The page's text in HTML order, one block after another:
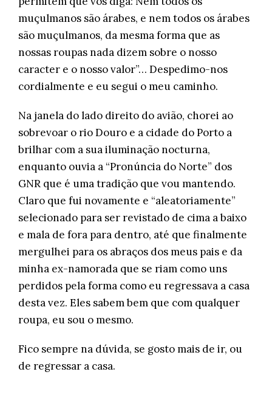
muçulmanos são árabes, e nem todos os árabes
são muçulmanos, da mesma forma que as
nossas roupas nada dizem sobre o nosso
caracter e o nosso valor”… Despedimo-nos
cordialmente e eu segui o meu caminho.
Na janela do lado direito do avião, chorei ao
sobrevoar o rio Douro e a cidade do Porto a
brilhar com a sua iluminação nocturna,
enquanto ouvia a “Pronúncia do Norte” dos
GNR que é uma tradição que vou mantendo.
Claro que fui novamente e “aleatoriamente”
selecionado para ser revistado de cima a baixo
e mala de fora para dentro, até que finalmente
mergulhei para os abraços dos meus pais e da
minha ex-namorada que se riam como uns
perdidos pela forma como eu regressava a casa
desta vez. Eles sabem bem que com qualquer
roupa, eu sou o mesmo.
Fico sempre na dúvida, se gosto mais de ir, ou
de regressar a casa.